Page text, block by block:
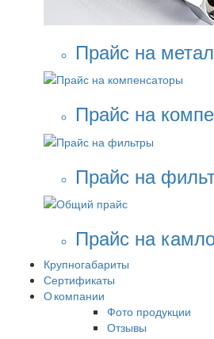
Прайс на
Прайс на
Прайс на
Прайс на
Крупногабариты
Сертификаты
О компании
Фото продукции
Отзывы